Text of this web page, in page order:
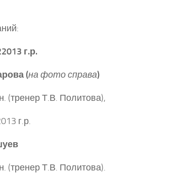
г.р.
(на фото справа)
(тренер Т.В. Политова),
г.р.
(тренер Т.В. Политова).